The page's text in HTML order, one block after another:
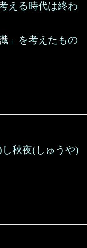
える時代は終わ
」を考えたもの
秋夜(しゅうや)